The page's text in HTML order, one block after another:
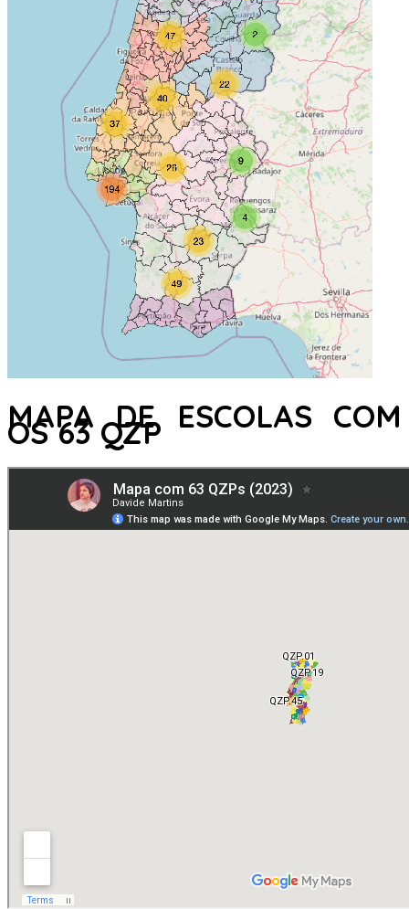
MAPA DE ESCOLAS COM
OS 63 QZP